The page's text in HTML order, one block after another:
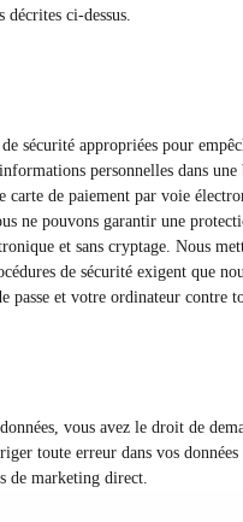
ci-dessus.
sécurité appropriées pour
personnelles dans
carte de paiement par voie
ne pouvons garantir une
et sans cryptage. Nous
de sécurité exigent que
passe et votre ordinateur contre
vous avez le droit de
toute erreur dans vos
de marketing direct.